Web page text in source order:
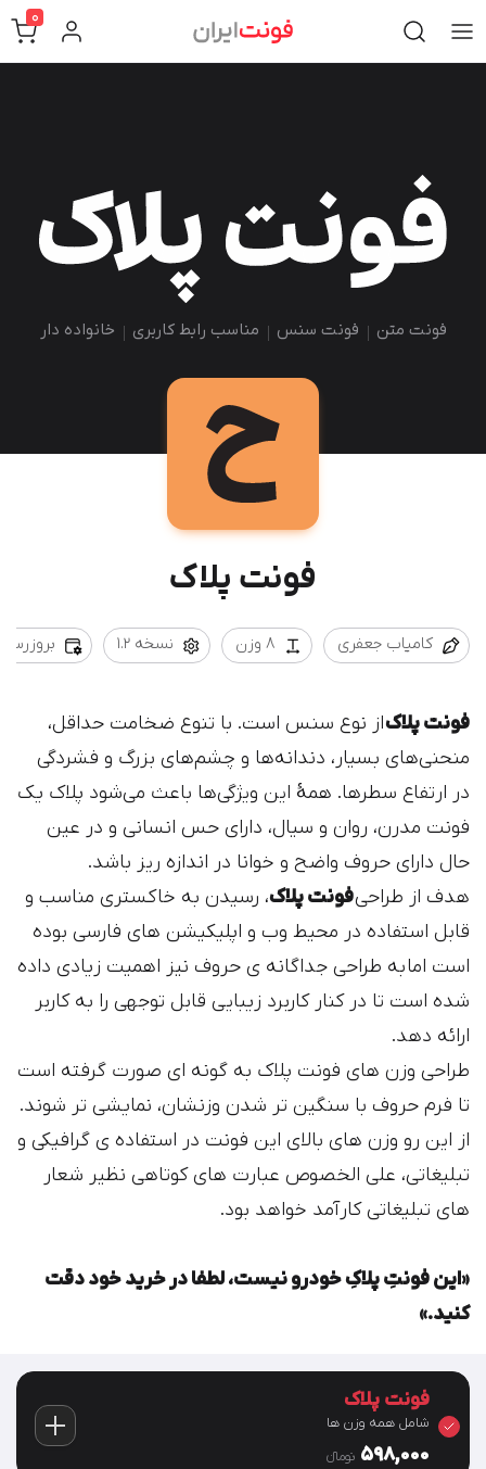
0
فونت متن فونت سنس مناسب رابط کاربری خانواده دار
فونت پلاک
کامیاب جعفری 8 وزن نسخه 1.2 بروزرسانی
فونت پلاکاز نوع سنس است. با تنوع ضخامت حداقل،
منحنی‌های بسیار، دندانه‌ها و چشم‌های بزرگ و فشردگی
در ارتفاع سطر‌ها. همهٔ این ویژگی‌ها باعث می‌شود پلاک یک
فونت مدرن، روان و سیال، دارای حس انسانی و در عین
حال دارای حروف واضح و خوانا در اندازه ریز باشد.
هدف از طراحیفونت پلاک، رسیدن به خاکستری مناسب و
قابل استفاده در محیط وب و اپلیکیشن های فارسی بوده
است اما به طراحی جداگانه ی حروف نیز اهمیت زیادی داده
شده است تا در کنار کاربرد زیبایی قابل توجهی را به کاربر
ارائه دهد.
طراحی وزن های فونت پلاک به گونه ای صورت گرفته است
تا فرم حروف با سنگین تر شدن وزنشان، نمایشی تر شوند.
از این رو وزن های بالای این فونت در استفاده ی گرافیکی و
تبلیغاتی، علی الخصوص عبارت های کوتاهی نظیر شعار
های تبلیغاتی کارآمد خواهد بود.
«این فونتِ پلاکِ خودرو نیست، لطفا در خرید خود دقت
کنید.»
فونت پلاک
شامل همه وزن ها
598,000 تومان‫ء‬